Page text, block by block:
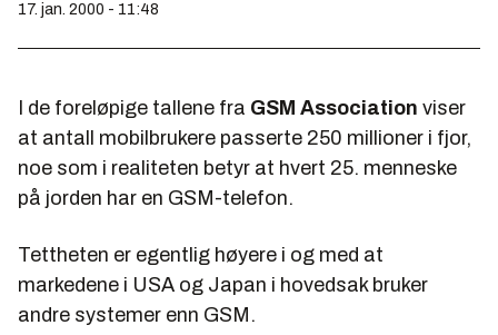
17. jan. 2000 - 11:48
I de foreløpige tallene fra GSM Association viser
at antall mobilbrukere passerte 250 millioner i fjor,
noe som i realiteten betyr at hvert 25. menneske
på jorden har en GSM-telefon.
Tettheten er egentlig høyere i og med at
markedene i USA og Japan i hovedsak bruker
andre systemer enn GSM.